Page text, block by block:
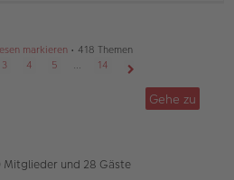
markieren• 418 Themen
3 4 5 …
14
Gehe zu
und 28 Gäste